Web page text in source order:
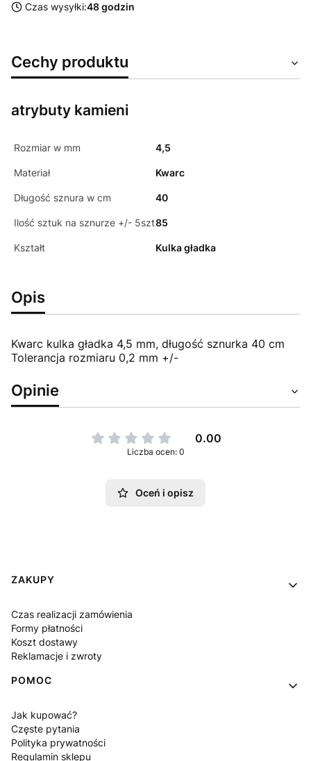
Czas wysyłki:48 godzin
Cechy produktu
atrybuty kamieni
Rozmiar w mm 4,5
Materiał Kwarc
Długość sznura w cm 40
Ilość sztuk na sznurze +/- 5szt85
Kształt Kulka gładka
Opis
Kwarc kulka gładka 4,5 mm, długość sznurka 40 cm
Tolerancja rozmiaru 0,2 mm +/-
Opinie
0.00
Liczba ocen: 0
Oceń i opisz
Linki w stopce
ZAKUPY
Czas realizacji zamówienia
Formy płatności
Koszt dostawy
Reklamacje i zwroty
POMOC
Jak kupować?
Częste pytania
Polityka prywatności
Regulamin sklepu